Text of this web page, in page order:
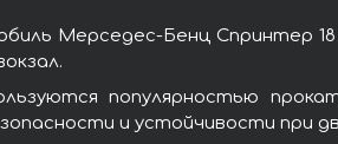
Мерседес-Бенц Спринтер
популярностью
и устойчивости при